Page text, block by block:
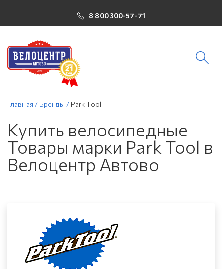
8 800 300-57-71
Главная / Бренды / Park Tool
Купить велосипедные
Товары марки Park Tool в
Велоцентр Автово